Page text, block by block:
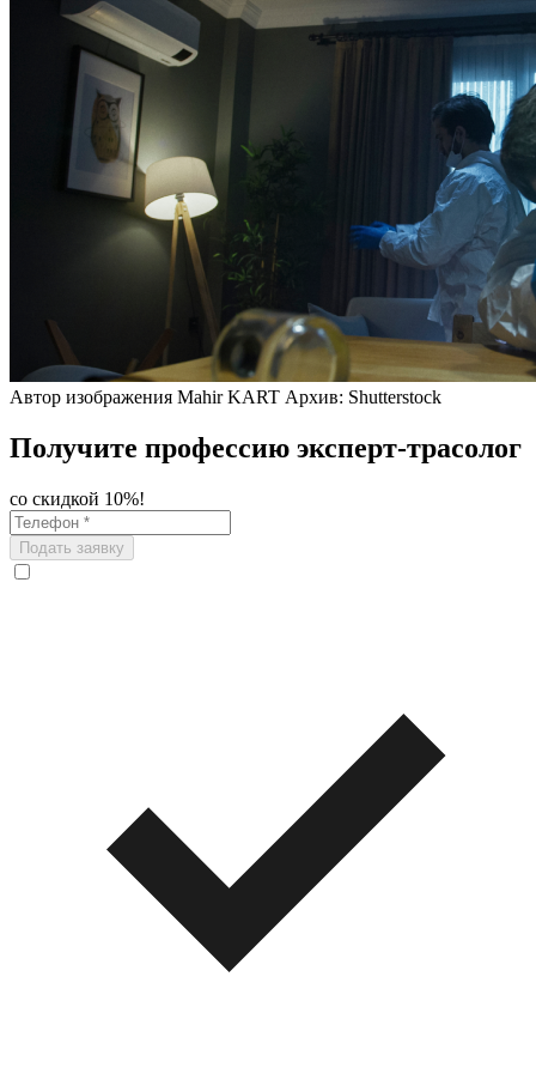
Автор изображения Mahir KART Архив: Shutterstock
Получите профессию эксперт-трасолог
со скидкой 10%!
Подать заявку